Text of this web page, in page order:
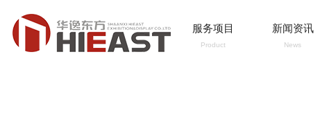
服务项目
Product
新闻资讯
News